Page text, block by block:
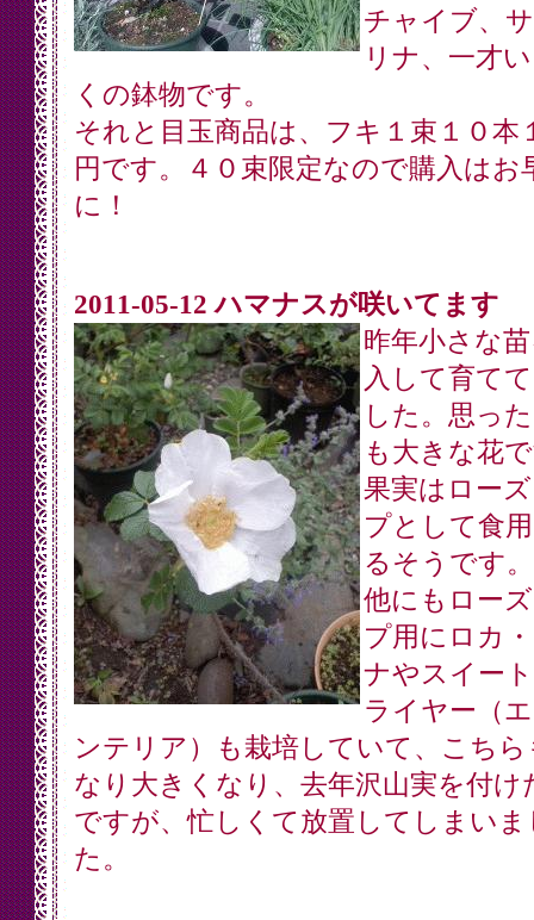
チャイブ、
リナ、一才
くの鉢物です。
それと目玉商品は、フキ１束１０本
円です。４０束限定なので購入はお
に！
2011-05-12 ハマナスが咲いてます
昨年小さな
入して育て
した。思っ
も大きな花
果実はロー
プとして食
るそうです。
他にもロー
プ用にロカ
ナやスイー
ライヤー（
ンテリア）も栽培していて、こちら
なり大きくなり、去年沢山実を付け
ですが、忙しくて放置してしまいま
た。